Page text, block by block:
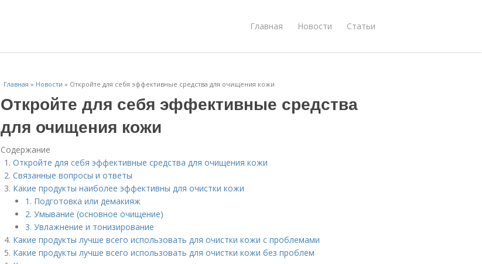
Главная Новости Статьи
Главная » Новости » Откройте для себя эффективные средства для очищения кожи
Откройте для себя эффективные средства
для очищения кожи
Содержание
Откройте для себя эффективные средства для очищения кожи
Связанные вопросы и ответы
Какие продукты наиболее эффективны для очистки кожи
1. Подготовка или демакияж
2. Умывание (основное очищение)
3. Увлажнение и тонизирование
Какие продукты лучше всего использовать для очистки кожи с проблемами
Какие продукты лучше всего использовать для очистки кожи без проблем